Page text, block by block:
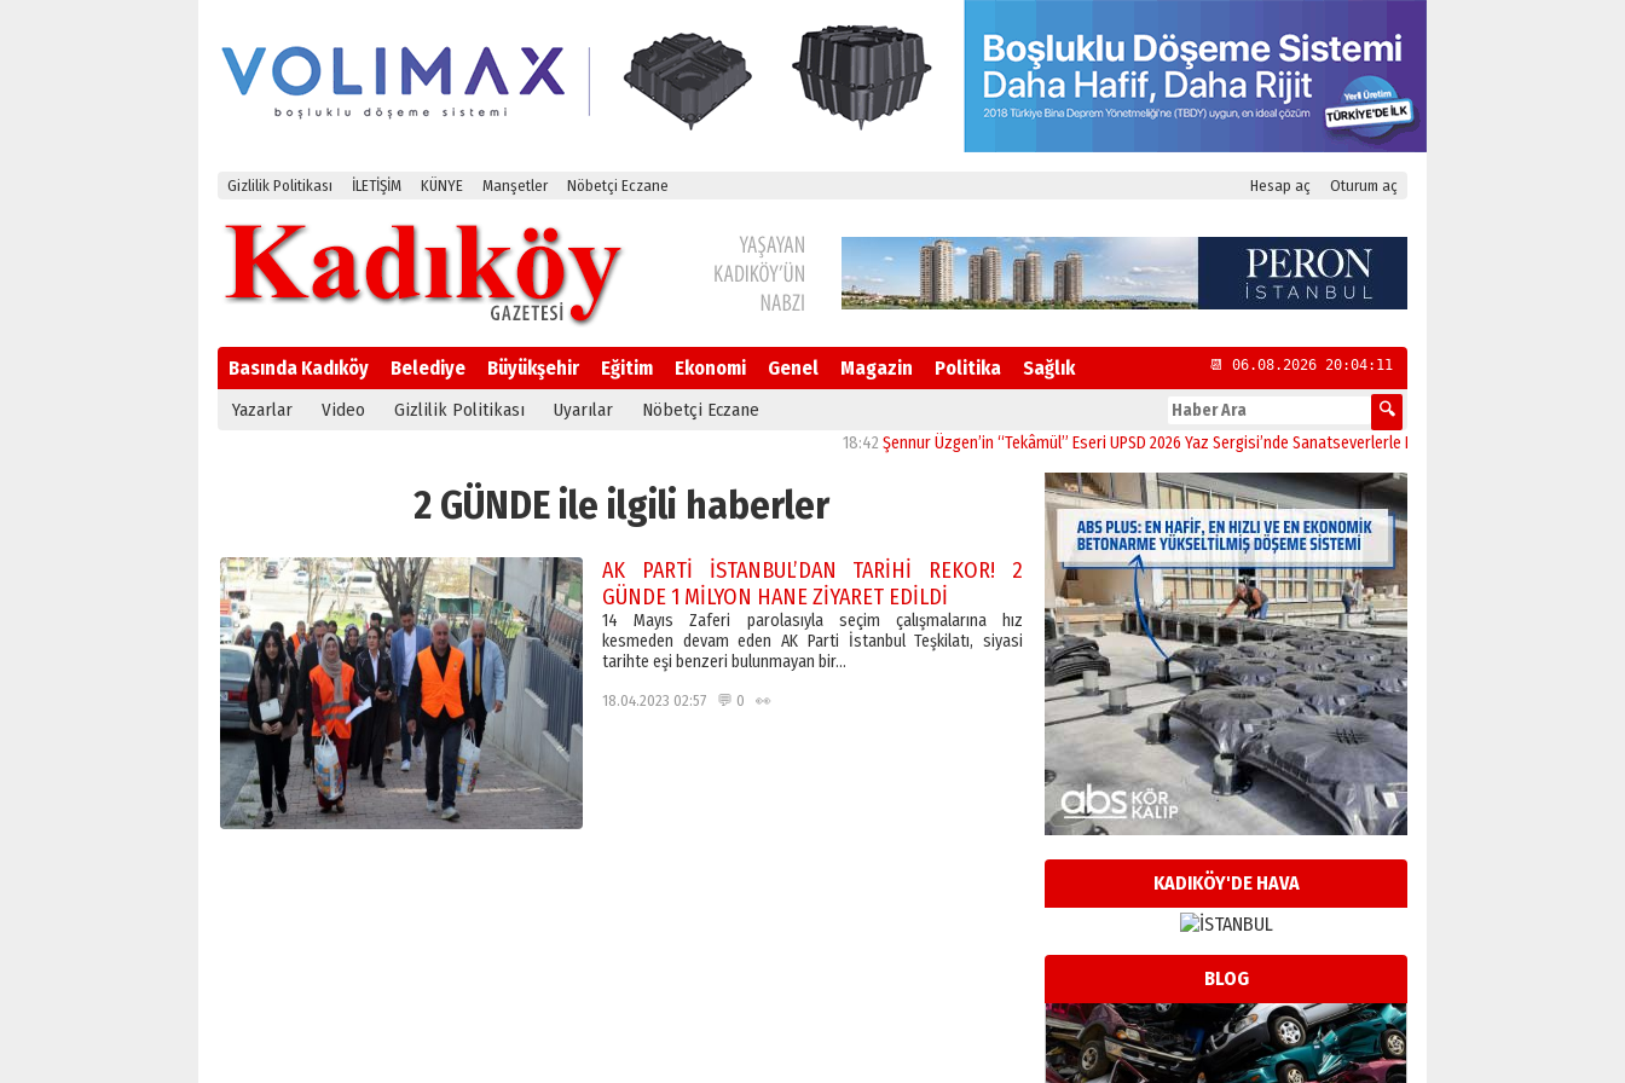
Gizlilik Politikası İLETİŞİM KÜNYE Manşetler Nöbetçi Eczane Hesap aç Oturum aç
Basında Kadıköy Belediye Büyükşehir Eğitim Ekonomi Genel Magazin Politika Sağlık 📆 06.08.2026 20:04:11
Yazarlar Video Gizlilik Politikası Uyarılar Nöbetçi Eczane
Şennur Üzgen’in “Tekâmül” Eseri UPSD 2026 Yaz Sergisi’nde Sanatseverlerle Buluştu
2 GÜNDE ile ilgili haberler
AK PARTİ İSTANBUL’DAN TARİHİ REKOR! 2
GÜNDE 1 MİLYON HANE ZİYARET EDİLDİ
14 Mayıs Zaferi parolasıyla seçim çalışmalarına hız
kesmeden devam eden AK Parti İstanbul Teşkilatı, siyasi
tarihte eşi benzeri bulunmayan bir…
18.04.2023 02:57 💬 0 👀
KADIKÖY'DE HAVA
BLOG